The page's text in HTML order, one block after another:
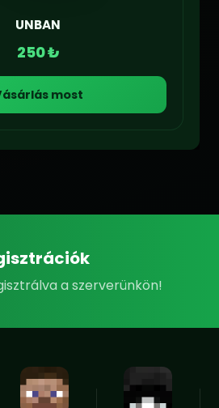
UNBAN
250 ₺
most
a szerverünkön!